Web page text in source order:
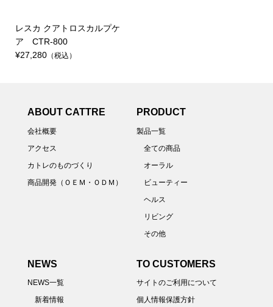
レスカ クアトロスカルプケ
ア CTR-800
¥27,280（税込）
ABOUT CATTRE
会社概要
アクセス
カトレのものづくり
商品開発（ＯＥＭ・ＯＤＭ）
PRODUCT
製品一覧
全ての商品
オーラル
ビューティー
ヘルス
リビング
その他
NEWS
NEWS一覧
新着情報
TO CUSTOMERS
サイトのご利用について
個人情報保護方針